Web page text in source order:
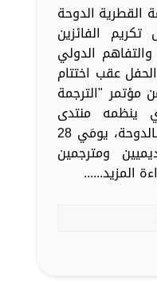
القطرية الدوحة
2023، حفل تكريم الفائزين
الدولي
عقب اختتام
مؤتمر "الترجمة
ينظمه منتدى
العلاقات العربية والدولية بالدوحة، يومَي 28
ومترجمين
المزيد......